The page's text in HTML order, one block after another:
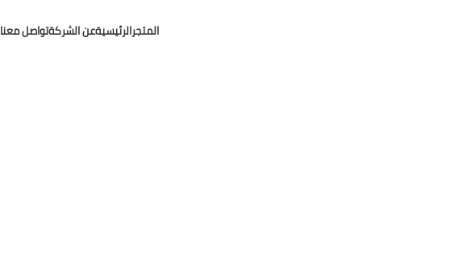
المتجرالرئيسيةعن الشركةتواصل معنا